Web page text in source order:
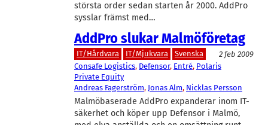
största order sedan starten år 2000. AddPro
sysslar främst med…
AddPro slukar Malmöföretag
IT/Hårdvara IT/Mjukvara Svenska
2 feb 2009
Consafe Logistics, Defensor, Entré, Polaris
Private Equity
Andreas Fagerström, Jonas Alm, Nicklas Persson
Malmöbaserade AddPro expanderar inom IT-
säkerhet och köper upp Defensor i Malmö,